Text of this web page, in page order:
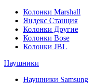
Колонки Marshall
Яндекс Станция
Колонки Другие
Колонки Bose
Колонки JBL
Наушники
Наушники Samsung